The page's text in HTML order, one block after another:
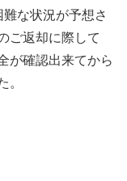
難な状況が予想さ
ご返却に際して
が確認出来てから
。